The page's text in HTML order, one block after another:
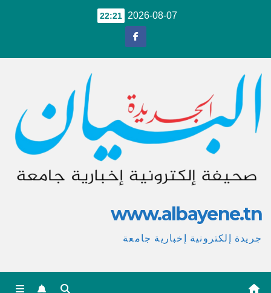
2026-08-07
22:21
www.albayene.tn
جريدة إلكترونية إخبارية جامعة